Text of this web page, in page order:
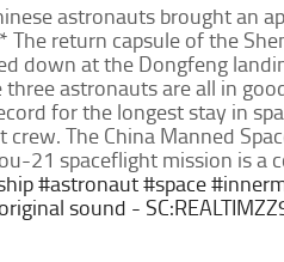
astronauts brought an
The return capsule of the
down at the Dongfeng
three astronauts are all in
for the longest stay in
crew. The China Manned
21 spaceflight mission is a
#astronaut#space
sound -